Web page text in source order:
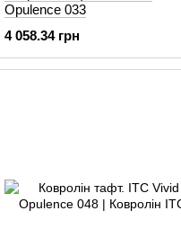
Opulence 033
4 058.34 грн